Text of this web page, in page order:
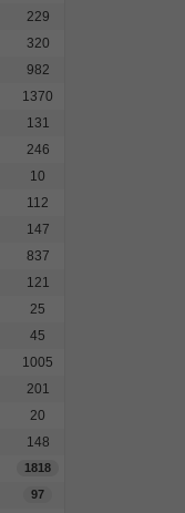
229
320
982
1370
131
246
10
112
147
837
121
25
45
1005
201
20
148
1818
97